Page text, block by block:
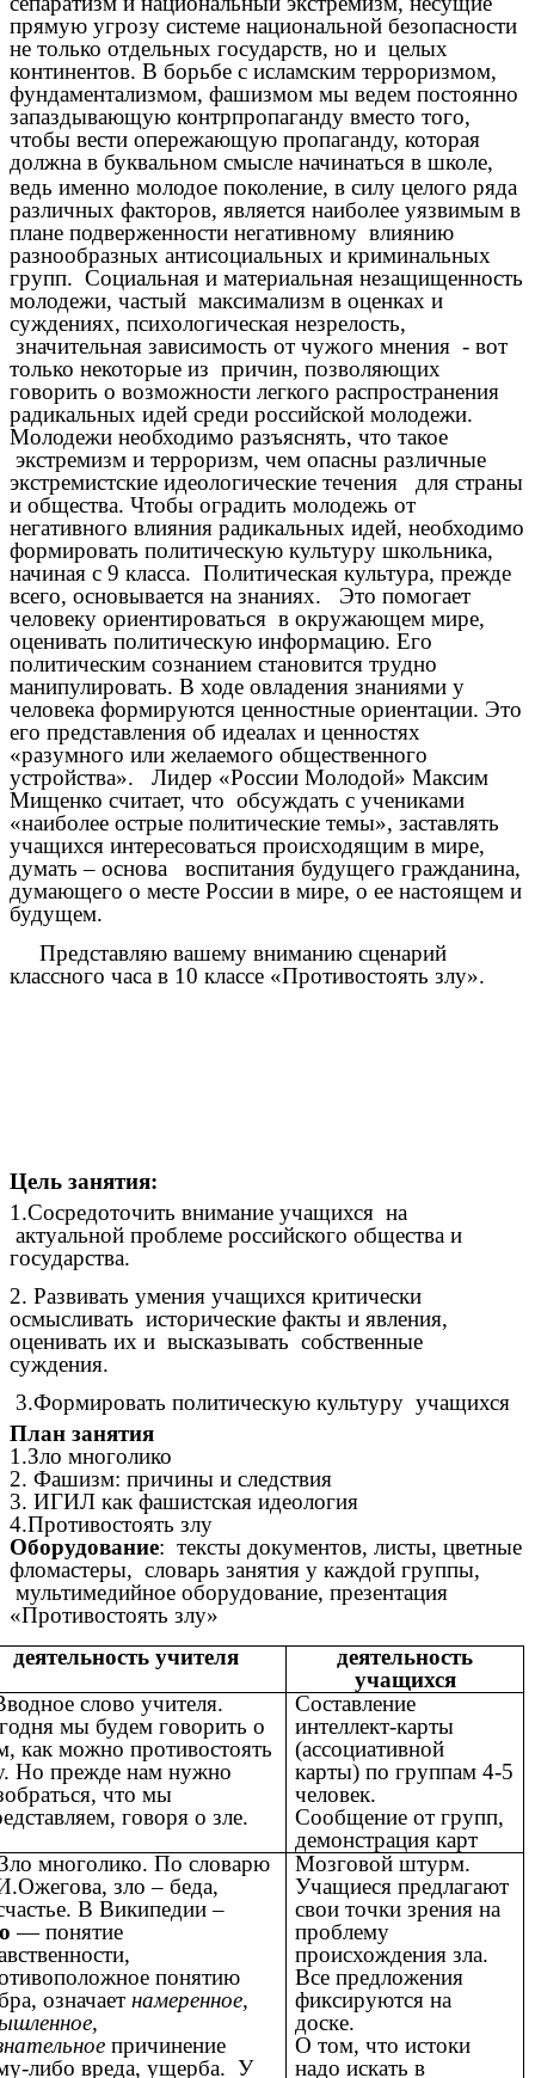
прямую угрозу системе национальной безопасности
не только отдельных государств, но и целых
континентов. В борьбе с исламским терроризмом,
фундаментализмом, фашизмом мы ведем постоянно
запаздывающую контрпропаганду вместо того,
чтобы вести опережающую пропаганду, которая
должна в буквальном смысле начинаться в школе,
ведь именно молодое поколение, в силу целого ряда
различных факторов, является наиболее уязвимым в
плане подверженности негативному влиянию
разнообразных антисоциальных и криминальных
групп. Социальная и материальная незащищенность
молодежи, частый максимализм в оценках и
суждениях, психологическая незрелость,
значительная зависимость от чужого мнения - вот
только некоторые из причин, позволяющих
говорить о возможности легкого распространения
радикальных идей среди российской молодежи.
Молодежи необходимо разъяснять, что такое
экстремизм и терроризм, чем опасны различные
экстремистские идеологические течения для страны
и общества. Чтобы оградить молодежь от
негативного влияния радикальных идей, необходимо
формировать политическую культуру школьника,
начиная с 9 класса. Политическая культура, прежде
всего, основывается на знаниях. Это помогает
человеку ориентироваться в окружающем мире,
оценивать политическую информацию. Его
политическим сознанием становится трудно
манипулировать. В ходе овладения знаниями у
человека формируются ценностные ориентации. Это
его представления об идеалах и ценностях
«разумного или желаемого общественного
устройства». Лидер «России Молодой» Максим
Мищенко считает, что обсуждать с учениками
«наиболее острые политические темы», заставлять
учащихся интересоваться происходящим в мире,
думать – основа воспитания будущего гражданина,
думающего о месте России в мире, о ее настоящем и
будущем.
Представляю вашему вниманию сценарий
классного часа в 10 классе «Противостоять злу».
Цель занятия:
1.Сосредоточить внимание учащихся на
актуальной проблеме российского общества и
государства.
2. Развивать умения учащихся критически
осмысливать исторические факты и явления,
оценивать их и высказывать собственные
суждения.
3.Формировать политическую культуру учащихся
План занятия
1.Зло многолико
2. Фашизм: причины и следствия
3. ИГИЛ как фашистская идеология
4.Противостоять злу
Оборудование: тексты документов, листы, цветные
фломастеры, словарь занятия у каждой группы,
мультимедийное оборудование, презентация
«Противостоять злу»
деятельность учителя
деятельность
учащихся
слово учителя.
мы будем говорить о
как можно противостоять
Но прежде нам нужно
что мы
говоря о зле.
Составление
интеллект-карты
(ассоциативной
карты) по группам 4-5
человек.
Сообщение от групп,
демонстрация карт
многолико. По словарю
зло – беда,
В Википедии –
— понятие
,
понятию
, означаетнамеренное,
причинение
либо вреда, ущерба. У
Мозговой штурм.
Учащиеся предлагают
свои точки зрения на
проблему
происхождения зла.
Все предложения
фиксируются на
доске.
О том, что истоки
надо искать в